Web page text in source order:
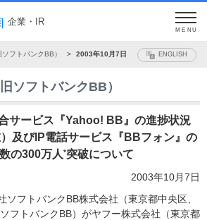
企業・IR
MENU
フトバンクBB） 2003年10月7日 ENGLISH
ソフトバンクBB）
サービス『Yahoo! BB』の進捗状況
）及びIP電話サービス『BBフォン』の
の300万人*突破について
2003年10月7日
ソフトバンクBB株式会社（東京都中央区、
フトバンクBB）がヤフー株式会社（東京都